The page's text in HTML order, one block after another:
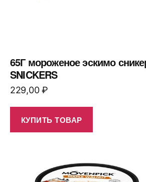
65Г мороженое эскимо
SNICKERS
229,00₽
КУПИТЬ ТОВАР